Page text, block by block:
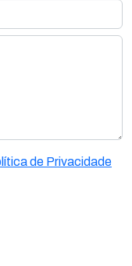
de Privacidade